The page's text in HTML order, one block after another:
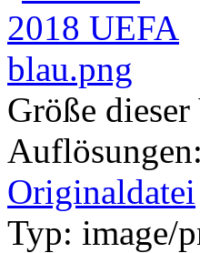
Größe dieser
Auflösungen:
Originaldatei
Typ: image/